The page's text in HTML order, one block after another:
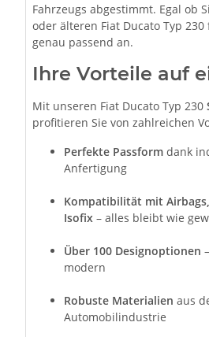
Fahrzeugs abgestimmt. Egal ob
oder älteren Fiat Ducato Typ
genau passend an.
Ihre Vorteile auf
Mit unseren Fiat Ducato Typ 230
profitieren Sie von zahlreichen
Perfekte Passform dank
Anfertigung
Kompatibilität mit
Isofix – alles bleibt wie
Über 100 Designoptionen
modern
Robuste Materialien aus
Automobilindustrie